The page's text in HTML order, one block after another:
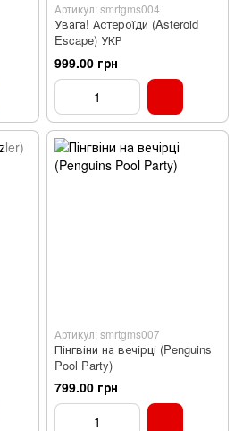
Артикул: smrtgms004
Увага! Астероїди (Asteroid
Escape) УКР
999.00 грн
Артикул: smrtgms007
Пінгвіни на вечірці (Penguins
Pool Party)
799.00 грн